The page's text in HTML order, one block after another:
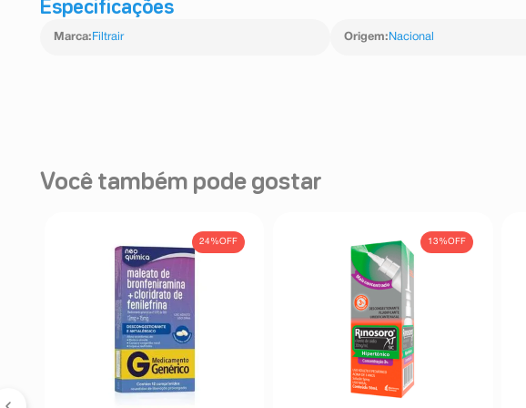
Especificações
Marca: Filtrair Origem: Nacional
Você também pode gostar
24%OFF 13%OFF